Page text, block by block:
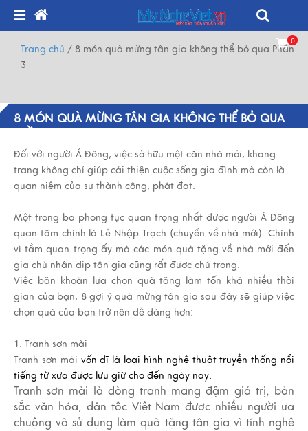
0
Trang chủ / 8 món quà mừng tân gia không thể bỏ qua Phần
3
8 MÓN QUÀ MỪNG TÂN GIA KHÔNG THỂ BỎ QUA
Đối với người Á Đông, việc sở hữu một căn nhà mới, khang
trang không chỉ giúp cải thiện cuộc sống gia đình mà còn là
quan niệm của sự thành công, phát đạt.
Một trong ba phong tục quan trọng nhất được người Á Đông
quan tâm chính là Lễ Nhập Trạch (chuyển về nhà mới). Chính
vì tầm quan trọng ấy mà các món quà tặng về nhà mới đến
gia chủ nhân dịp tân gia cũng rất được chú trọng.
Việc băn khoăn lựa chọn quà tặng làm tốn khá nhiều thời
gian của bạn, 8 gợi ý quà mừng tân gia sau đây sẽ giúp việc
chọn quà của bạn trở nên dễ dàng hơn:
1. Tranh sơn mài
Tranh sơn mài vốn dĩ là loại hình nghệ thuật truyền thống nổi
tiếng từ xưa được lưu giữ cho đến ngày nay.
Tranh sơn mài là dòng tranh mang đậm giá trị, bản
sắc văn hóa, dân tộc Việt Nam được nhiều người ưa
chuộng và sử dụng làm quà tặng tân gia vì tính nghệ